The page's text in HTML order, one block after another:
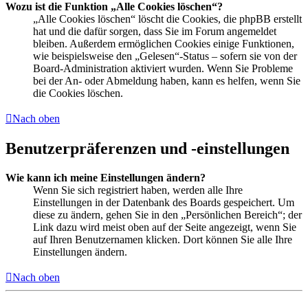
Wozu ist die Funktion „Alle Cookies löschen“?
„Alle Cookies löschen“ löscht die Cookies, die phpBB erstellt
hat und die dafür sorgen, dass Sie im Forum angemeldet
bleiben. Außerdem ermöglichen Cookies einige Funktionen,
wie beispielsweise den „Gelesen“-Status – sofern sie von der
Board-Administration aktiviert wurden. Wenn Sie Probleme
bei der An- oder Abmeldung haben, kann es helfen, wenn Sie
die Cookies löschen.
Nach oben
Benutzerpräferenzen und -einstellungen
Wie kann ich meine Einstellungen ändern?
Wenn Sie sich registriert haben, werden alle Ihre
Einstellungen in der Datenbank des Boards gespeichert. Um
diese zu ändern, gehen Sie in den „Persönlichen Bereich“; der
Link dazu wird meist oben auf der Seite angezeigt, wenn Sie
auf Ihren Benutzernamen klicken. Dort können Sie alle Ihre
Einstellungen ändern.
Nach oben